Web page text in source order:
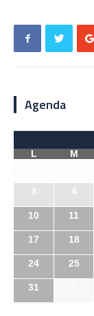
Agenda
L
M
3 4
10 11
17 18
24 25
31